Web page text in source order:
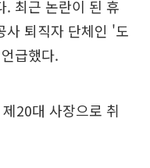
. 최근 논란이 된 휴
사 퇴직자 단체인 '도
급했다.
20대 사장으로 취